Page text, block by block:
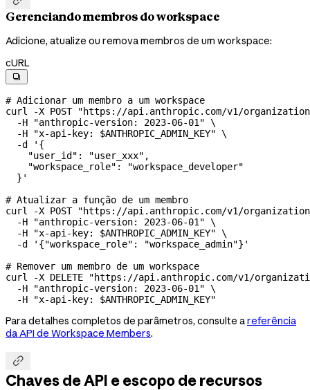
Gerenciando membros do workspace
Adicione, atualize ou remova membros de um workspace:
cURL

# Adicionar um membro a um workspace
curl -X POST "https://api.anthropic.com/v1/organizations/
  -H
"anthropic-version: 2023-06-01" \
  -H
"x-api-key: $ANTHROPIC_ADMIN_KEY" \
  -d
'{
    "user_id": "user_xxx",
    "workspace_role": "workspace_developer"
  }'
# Atualizar a função de um membro
curl -X POST "https://api.anthropic.com/v1/
  -H
"anthropic-version: 2023-06-01" \
  -H
"x-api-key: $ANTHROPIC_ADMIN_KEY" \
  -d
'{"workspace_role": "workspace_admin"}'
# Remover um membro de um workspace
curl -X DELETE "https://api.anthropic.com/v1/
  -H
"anthropic-version: 2023-06-01" \
  -H
"x-api-key: $ANTHROPIC_ADMIN_KEY"
Para detalhes completos de parâmetros, consulte areferência
da API de Workspace Members.

Chaves de API e escopo de recursos